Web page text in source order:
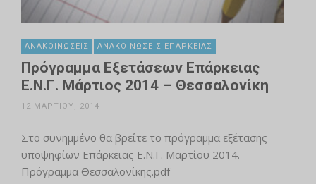
ΑΝΑΚΟΙΝΏΣΕΙΣ ΑΝΑΚΟΙΝΏΣΕΙΣ ΕΠΆΡΚΕΙΑΣ
Πρόγραμμα Εξετάσεων Επάρκειας
Ε.Ν.Γ. Μάρτιος 2014 – Θεσσαλονίκη
12 ΜΑΡΤΊΟΥ, 2014
Στο συνημμένο θα βρείτε το πρόγραμμα εξέτασης
υποψηφίων Επάρκειας Ε.Ν.Γ. Μαρτίου 2014.
Πρόγραμμα Θεσσαλονίκης.pdf